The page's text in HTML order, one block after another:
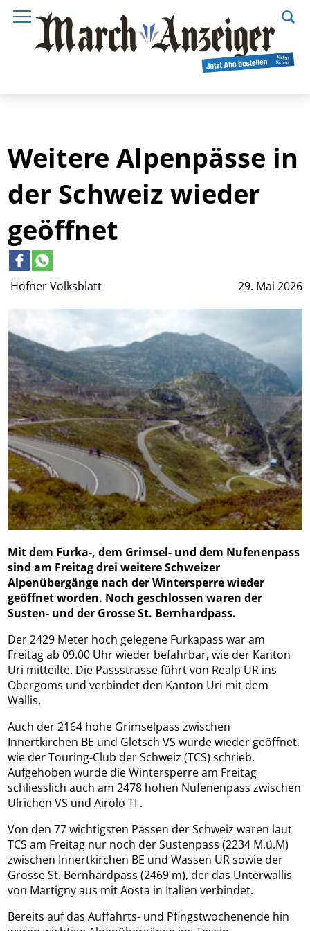
Höfner Volksblatt 29. Mai 2026
Weitere Alpenpässe in
der Schweiz wieder
geöffnet
Mit dem Furka-, dem Grimsel- und dem Nufenenpass
sind am Freitag drei weitere Schweizer
Alpenübergänge nach der Wintersperre wieder
geöffnet worden. Noch geschlossen waren der
Susten- und der Grosse St. Bernhardpass.
Der 2429 Meter hoch gelegene Furkapass war am
Freitag ab 09.00 Uhr wieder befahrbar, wie der Kanton
Uri mitteilte. Die Passstrasse führt von Realp UR ins
Obergoms und verbindet den Kanton Uri mit dem
Wallis.
Auch der 2164 hohe Grimselpass zwischen
Innertkirchen BE und Gletsch VS wurde wieder geöffnet,
wie der Touring-Club der Schweiz (TCS) schrieb.
Aufgehoben wurde die Wintersperre am Freitag
schliesslich auch am 2478 hohen Nufenenpass zwischen
Ulrichen VS und Airolo TI .
Von den 77 wichtigsten Pässen der Schweiz waren laut
TCS am Freitag nur noch der Sustenpass (2234 M.ü.M)
zwischen Innertkirchen BE und Wassen UR sowie der
Grosse St. Bernhardpass (2469 m), der das Unterwallis
von Martigny aus mit Aosta in Italien verbindet.
Bereits auf das Auffahrts- und Pfingstwochenende hin